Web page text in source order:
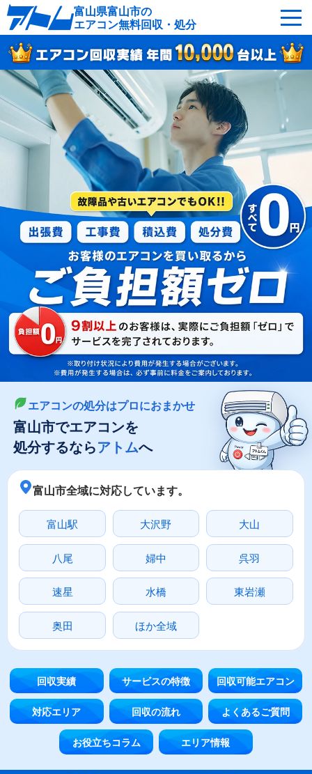
富山県富山市の
エアコン無料回収・処分
サービスの特徴 回収可能なエアコン
対応エリア 回収の流れ
よくあるご質問 運営会社
富山市へ無料出張
最短即日 お急ぎの方はこちら
050-5482-9461
受付：24時間年中無休（通話料無料）
LINEやメールでカンタン依頼
メールで回収依頼 LINEで回収依頼
エアコンの処分はプロにおまかせ
富山市でエアコンを
処分するならアトムへ
富山市全域に対応しています。
富山駅 大沢野 大山
八尾 婦中 呉羽
速星 水橋 東岩瀬
奥田 ほか全域
回収実績 サービスの特徴 回収可能エアコン
対応エリア 回収の流れ よくあるご質問
お役立ちコラム エリア情報